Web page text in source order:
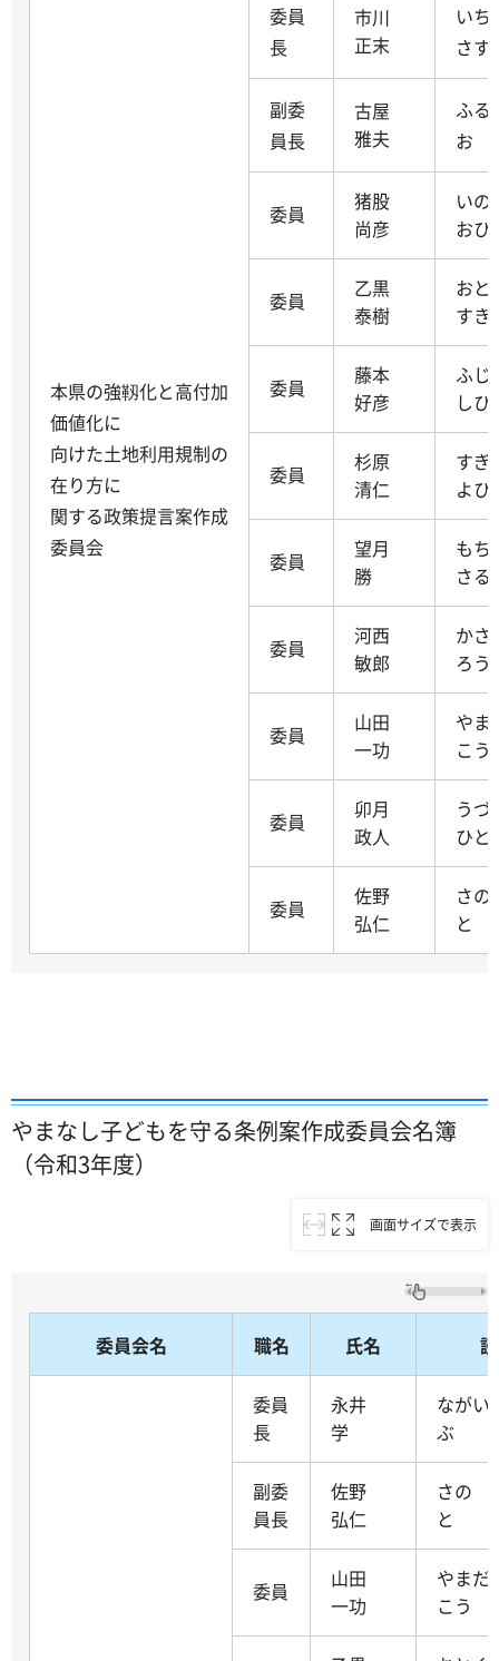
本県の強靱化と高付加
価値化に
向けた土地利用規制の
在り方に
関する政策提言案作成
委員会
委員
長
市川
正末
い
さす
副委
員長
古屋
雅夫
ふ
お
委員
猪股
尚彦
い
おひ
委員
乙黒
泰樹
お
すき
委員
藤本
好彦
ふ
しひ
委員
杉原
清仁
す
よひ
委員
望月
勝
も
さる
委員
河西
敏郎
か
ろう
委員
山田
一功
や
こう
委員
卯月
政人
う
ひと
委員
佐野
弘仁
さ
と
やまなし子どもを守る条例案作成委員会名簿
（令和3年度）
画面サイズで表示
委員会名 職名 氏名
委員
長
永井
学
なが
ぶ
副委
員長
佐野
弘仁
さの
と
委員
山田
一功
やま
こう